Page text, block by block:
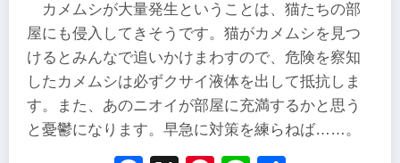
カメムシが大量発生ということは、猫たちの部
屋にも侵入してきそうです。猫がカメムシを見つ
けるとみんなで追いかけまわすので、危険を察知
したカメムシは必ずクサイ液体を出して抵抗しま
す。また、あのニオイが部屋に充満するかと思う
と憂鬱になります。早急に対策を練らねば……。